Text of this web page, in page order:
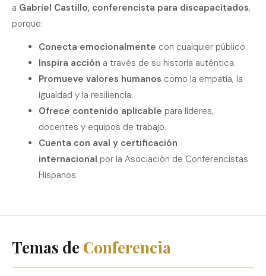
a Gabriel Castillo, conferencista para discapacitados,
porque:
Conecta emocionalmente con cualquier público.
Inspira acción a través de su historia auténtica.
Promueve valores humanos como la empatía, la
igualdad y la resiliencia.
Ofrece contenido aplicable para líderes,
docentes y equipos de trabajo.
Cuenta con aval y certificación
internacional por la Asociación de Conferencistas
Hispanos.
Temas de Conferencia